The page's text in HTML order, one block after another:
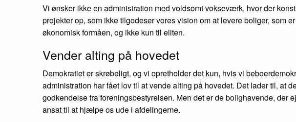
Vi ønsker ikke en administration med voldsomt vokseværk, hvor der
projekter op, som ikke tilgodeser vores vision om at levere boliger, som
økonomisk formåen, og ikke kun til eliten.
Vender alting på hovedet
Demokratiet er skrøbeligt, og vi opretholder det kun, hvis vi
administration har fået lov til at vende alting på hovedet. Det lader til, at
godkendelse fra foreningsbestyrelsen. Men det er de bolighavende, der
ansat til at hjælpe os ude i afdelingerne.